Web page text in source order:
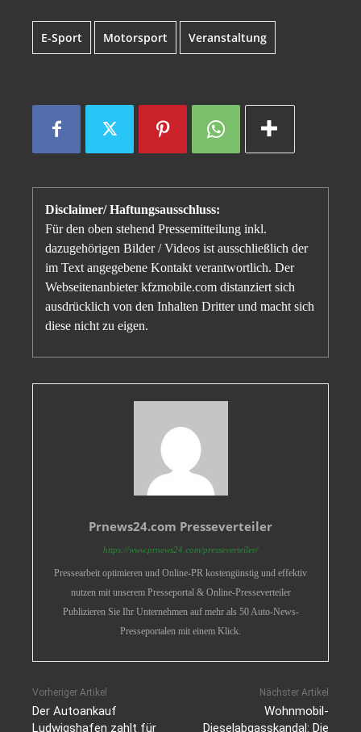
E-Sport Motorsport Veranstaltung
Disclaimer/ Haftungsausschluss:
Für den oben stehend Pressemitteilung inkl.
dazugehörigen Bilder / Videos ist ausschließlich der
im Text angegebene Kontakt verantwortlich. Der
Webseitenanbieter kfzmobile.com distanziert sich
ausdrücklich von den Inhalten Dritter und macht sich
diese nicht zu eigen.
Prnews24.com Presseverteiler
https://www.prnews24.com/presseverteiler/
Pressearbeit optimieren und Online-PR kostengünstig und effektiv
nutzen mit unserem Presseportal & Online-Presseverteiler
Publizieren Sie Ihr Unternehmen auf mehr als 50 Auto-News-
Presseportalen mit einem Klick.
Vorheriger Artikel
Der Autoankauf
Ludwigshafen zahlt für
Nächster Artikel
Wohnmobil-
Dieselabgasskandal: Die